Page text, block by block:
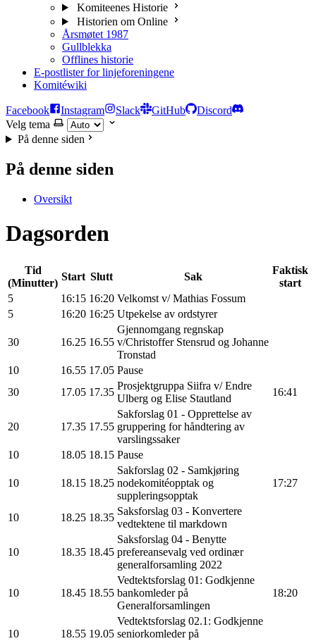
Komiteenes Historie
Historien om Online
Årsmøtet 1987
Gullblekka
Offlines historie
E-postlister for linjeforeningene
Komitéwiki
Facebook Instagram Slack GitHub
Discord
Velg tema
På denne siden
På denne siden
Oversikt
Dagsorden
Tid
(Minutter)
Start Slutt Sak
Faktisk
start
5
16:15 16:20 Velkomst v/ Mathias Fossum
5
16:20 16:25 Utpekelse av ordstyrer
30 16.25 16.55
Gjennomgang regnskap
v/Christoffer Stensrud og Johanne
Tronstad
10
16.55 17.05 Pause
30
17.05 17.35
Prosjektgruppa Siifra v/ Endre
Ulberg og Elise Stautland
16:41
20 17.35 17.55
Sakforslag 01 - Opprettelse av
gruppering for håndtering av
varslingssaker
10
18.05 18.15 Pause
10 18.15 18.25
Sakforslag 02 - Samkjøring
nodekomitéopptak og
suppleringsopptak
17:27
10 18.25 18.35
Saksforslag 03 - Konvertere
vedtektene til markdown
10 18.35 18.45
Saksforslag 04 - Benytte
prefereansevalg ved ordinær
generalforsamling 2022
10 18.45 18.55
Vedtektsforslag 01: Godkjenne
bankomleder på
Generalforsamlingen
18:20
10 18.55 19.05
Vedtektsforslag 02.1: Godkjenne
seniorkomleder på